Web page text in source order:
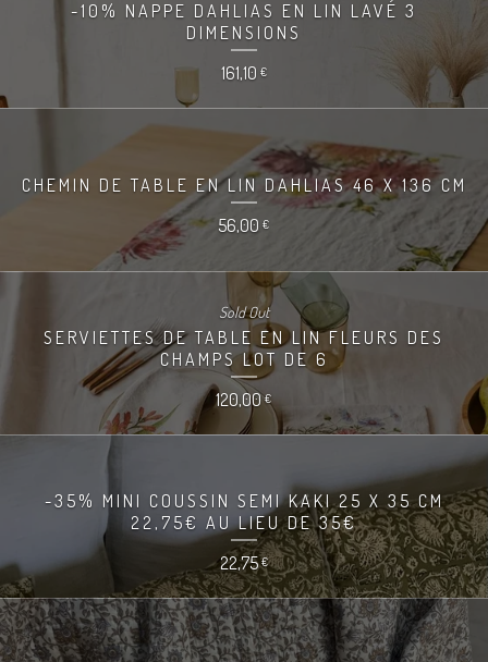
-10% NAPPE DAHLIAS EN LIN LAVÉ 3
DIMENSIONS
161,10 €
CHEMIN DE TABLE EN LIN DAHLIAS 46 X 136 CM
56,00 €
SERVIETTES DE TABLE EN LIN FLEURS DES
CHAMPS LOT DE 6
120,00€
Sold Out
-35% MINI COUSSIN SEMI KAKI 25 X 35 CM
22,75€ AU LIEU DE 35€
22,75€